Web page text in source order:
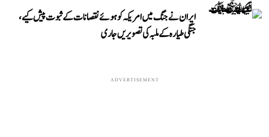
ایران نے جنگ میں امریکہ کو ہوئے نقصانات کے ثبوت پیش کیے،
جنگی طیارہ کے ملبہ کی تصویریں جاری
ADVERTISEMENT